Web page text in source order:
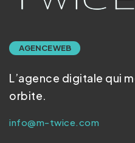
AGENCE WEB
L’agence digitale qui
orbite.
info@m-twice.com